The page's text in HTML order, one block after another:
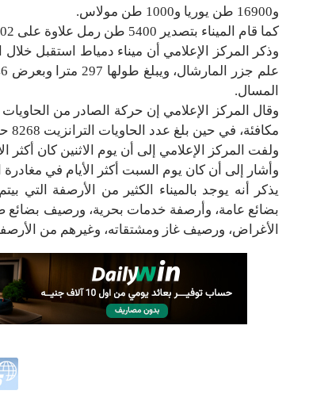
و16900 طن يوريا و1000 طن مولاس.
كما قام الميناء بتصدير 5400 طن رمل علاوة على 5202 طن رمل زجاجي.
المسال.
مكافئة، في حين بلغ عدد الحاويات الترانزيت 8268 حاوية مكافئة.
ولفت المركز الإعلامي إلى أن يوم الاثنين كان أكثر
وأشار إلى أن كان يوم السبت أكثر الأيام في مغادرة
يذكر أنه يوجد بالميناء الكثير من الأرصفة
بضائع عامة، وأرصفة خدمات بحرية، ورصيف
الأغراض، ورصيف غاز ومشتقاته، وغيرهم من